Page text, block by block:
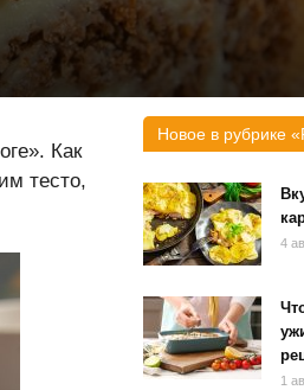
Как
тесто,
Новое в рубрике
4
1